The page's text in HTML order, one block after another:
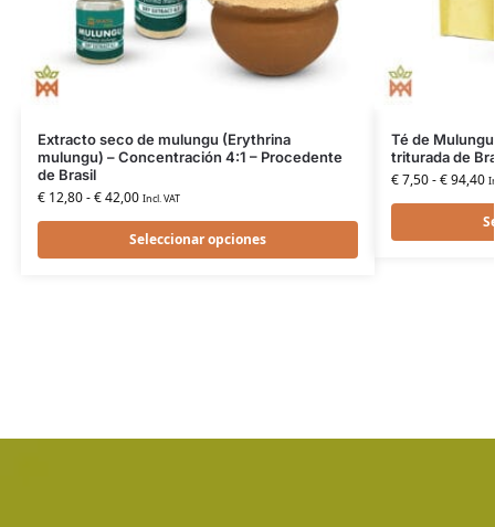
Extracto seco de mulungu (Erythrina
mulungu) – Concentración 4:1 – Procedente
de Brasil
€12,80-€42,00 Incl. VAT
Seleccionar opciones
Té de
triturada de
€7,50-€94,40